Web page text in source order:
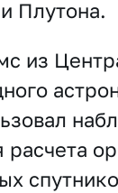
Плутона.
из